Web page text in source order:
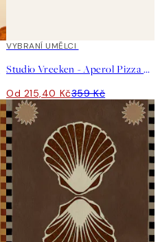
40%*
VYBRANÍ UMĚLCI
Studio Vreeken - Aperol Pizza Party Plakát
Od 215,40 Kč359 Kč